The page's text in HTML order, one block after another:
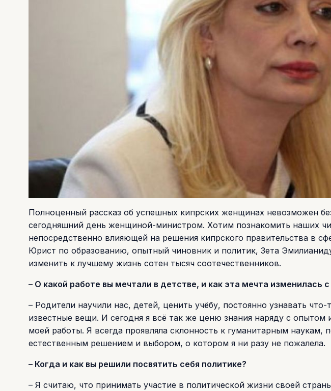
Полноценный рассказ об успешных кипрских женщинах невозможен
сегодняшний день женщиной-министром. Хотим познакомить наших
непосредственно влияющей на решения кипрского правительства в
Юрист по образованию, опытный чиновник и политик, Зета
изменить к лучшему жизнь сотен тысяч соотечественников.
– О какой работе вы мечтали в детстве, и как эта мечта изменилась
– Родители научили нас, детей, ценить учёбу, постоянно узнавать
известные вещи. И сегодня я всё так же ценю знания наряду с
моей работы. Я всегда проявляла склонность к гуманитарным наукам,
естественным решением и выбором, о котором я ни разу не пожалела.
– Когда и как вы решили посвятить себя политике?
– Я считаю, что принимать участие в политической жизни своей